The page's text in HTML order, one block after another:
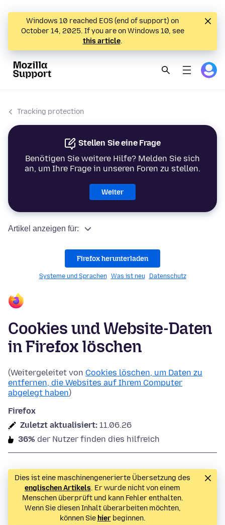
Windows 10 reached EOS (end of support) on
October 14, 2025. If you are on Windows 10, see
this article.
Tracking protection
Stellen Sie eine Frage
Benötigen Sie weitere Hilfe? Melden Sie sich
an, um Ihre Frage in unseren Foren zu stellen.
Weiter
Artikel anzeigen für:
Firefox herunterladen
Systeme und Sprachen Was ist neu Datenschutz
Cookies und Website-Daten
in Firefox löschen
(Weitergeleitet von Cookies löschen, um Daten zu
entfernen, die Websites auf Ihrem Computer
abgelegt haben)
Firefox
Zuletzt aktualisiert: 11.06.26
36% der Nutzer finden dies hilfreich
Dies ist eine maschinengenerierte Übersetzung des
englischen Artikels. Er wurde nicht von einem
Menschen überprüft und kann Fehler enthalten.
Wenn Sie diesen Inhalt überarbeiten möchten,
können Sie hierbeginnen.